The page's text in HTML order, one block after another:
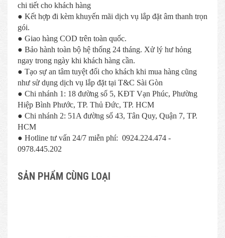
chi tiết cho khách hàng
● Kết hợp đi kèm khuyến mãi dịch vụ lắp đặt âm thanh trọn
gói.
● Giao hàng COD trên toàn quốc.
● Bảo hành toàn bộ hệ thống 24 tháng. Xử lý hư hỏng
ngay trong ngày khi khách hàng cần.
● Tạo sự an tâm tuyệt đối cho khách khi mua hàng cũng
như sử dụng dịch vụ lắp đặt tại T&C Sài Gòn
● Chi nhánh 1: 18 đường số 5, KĐT Vạn Phúc, Phường
Hiệp Bình Phước, TP. Thủ Đức, TP. HCM
● Chi nhánh 2: 51A đường số 43, Tân Quy, Quận 7, TP.
HCM
● Hotline tư vấn 24/7 miễn phí: 0924.224.474 -
0978.445.202
SẢN PHẨM CÙNG LOẠI